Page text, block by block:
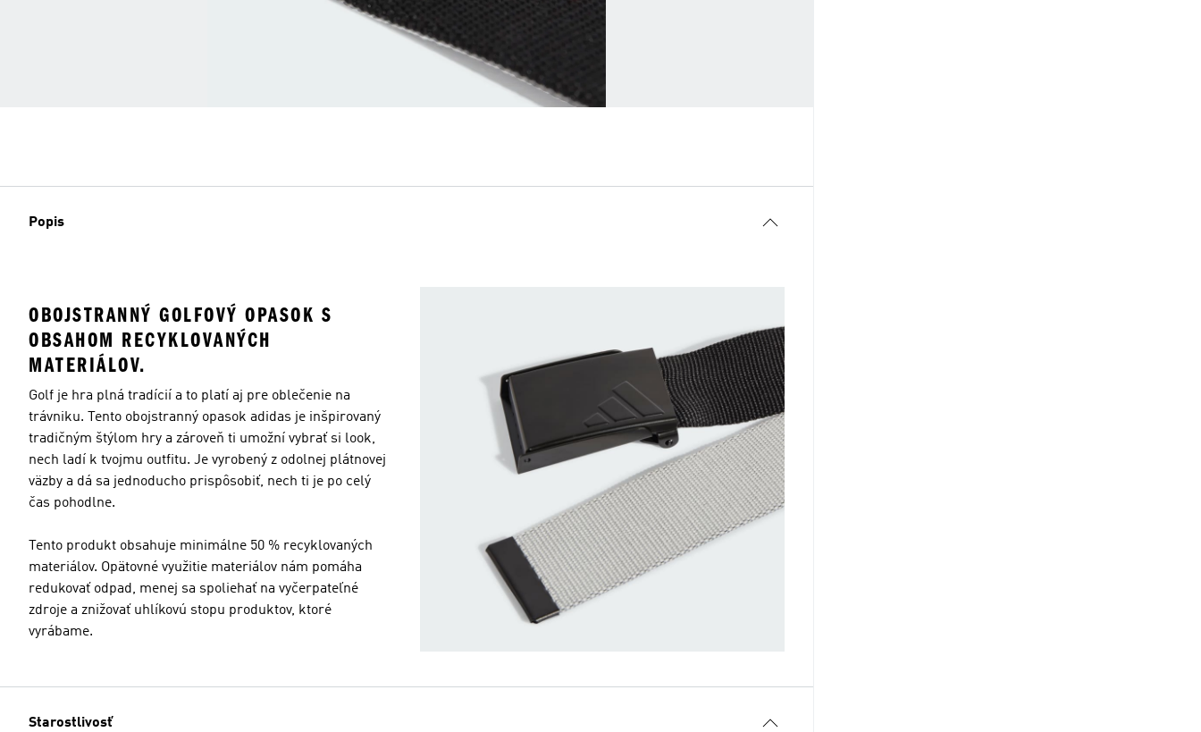
Popis
OBOJSTRANNÝ GOLFOVÝ OPASOK S
OBSAHOM RECYKLOVANÝCH
MATERIÁLOV.
Golf je hra plná tradícií a to platí aj pre oblečenie na
trávniku. Tento obojstranný opasok adidas je inšpirovaný
tradičným štýlom hry a zároveň ti umožní vybrať si look,
nech ladí k tvojmu outfitu. Je vyrobený z odolnej plátnovej
väzby a dá sa jednoducho prispôsobiť, nech ti je po celý
čas pohodlne.
Tento produkt obsahuje minimálne 50 % recyklovaných
materiálov. Opätovné využitie materiálov nám pomáha
redukovať odpad, menej sa spoliehať na vyčerpateľné
zdroje a znižovať uhlíkovú stopu produktov, ktoré
vyrábame.
Starostlivosť